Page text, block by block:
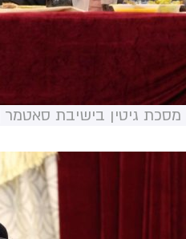
מסכת גיטין בישיבת סאטמר